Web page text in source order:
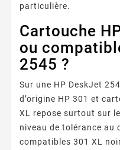
particulière.
Cartouche
ou
2545 ?
Sur une HP DeskJet
d’origine HP 301 et
XL repose surtout sur
niveau de tolérance au
compatibles 301 XL